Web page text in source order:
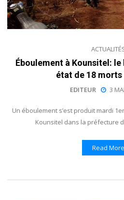
Éboulement à Kounsitel:
état de 18
EDITEUR 3
Un éboulement s’est produit mardi
Kounsitel dans la préfecture
Read More